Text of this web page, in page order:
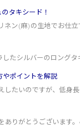
タキシード！
ネン(麻)の生地でお仕
したシルバーのロング
やポイントを解説
したいのですが、低身
ありがとうございます